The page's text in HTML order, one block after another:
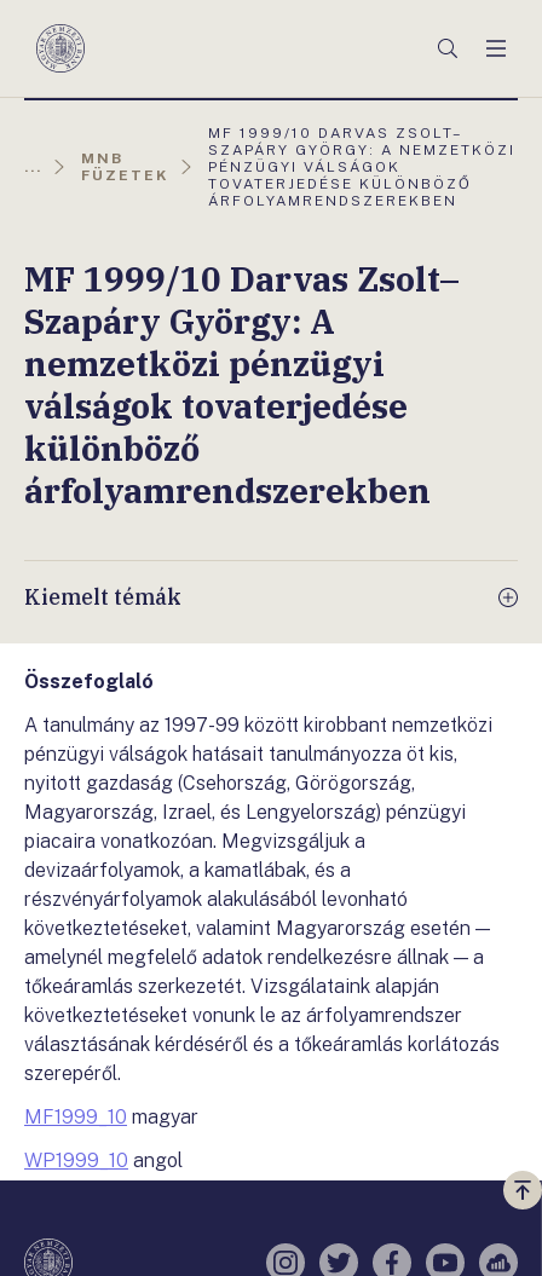
Magyar
Keresés
...
MNB
FÜZETEK
AKTUÁLIS
OLDAL:
MF 1999/10 DARVAS ZSOLT–
SZAPÁRY GYÖRGY: A NEMZETKÖZI
PÉNZÜGYI VÁLSÁGOK
TOVATERJEDÉSE KÜLÖNBÖZŐ
ÁRFOLYAMRENDSZEREKBEN
MF 1999/10 Darvas Zsolt–
Szapáry György: A
nemzetközi pénzügyi
válságok tovaterjedése
különböző
árfolyamrendszerekben
Kiemelt témák
Összefoglaló
A tanulmány az 1997-99 között kirobbant nemzetközi
pénzügyi válságok hatásait tanulmányozza öt kis,
nyitott gazdaság (Csehország, Görögország,
Magyarország, Izrael, és Lengyelország) pénzügyi
piacaira vonatkozóan. Megvizsgáljuk a
devizaárfolyamok, a kamatlábak, és a
részvényárfolyamok alakulásából levonható
következtetéseket, valamint Magyarország esetén —
amelynél megfelelő adatok rendelkezésre állnak — a
tőkeáramlás szerkezetét. Vizsgálataink alapján
következtetéseket vonunk le az árfolyamrendszer
választásának kérdéséről és a tőkeáramlás korlátozás
szerepéről.
MF1999_10 magyar
WP1999_10 angol
a
Instagram
TwitterFacebook
YouTube